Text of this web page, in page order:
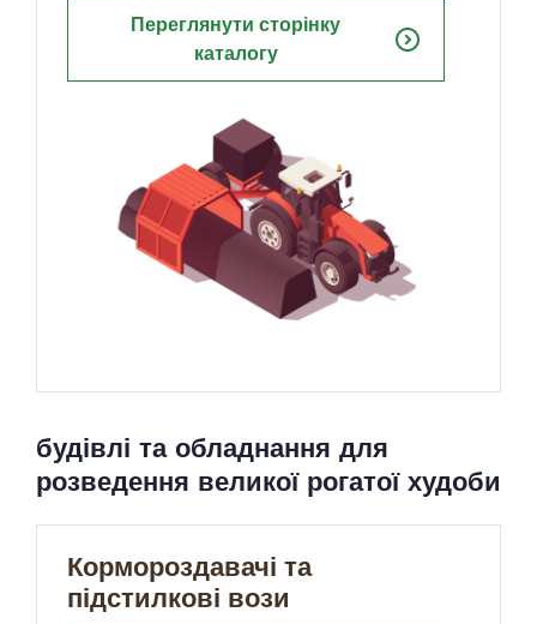
Переглянути сторінку
каталогу
expand_circle_right
будівлі та обладнання для
розведення великої рогатої худоби
Кормороздавачі та
підстилкові вози